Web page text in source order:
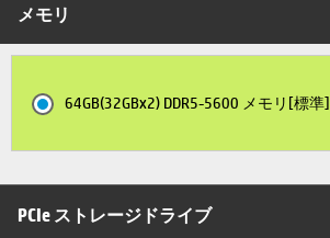
メモリ
64GB(32GBx2) DDR5-5600 メモリ[標準]
PCIe ストレージドライブ